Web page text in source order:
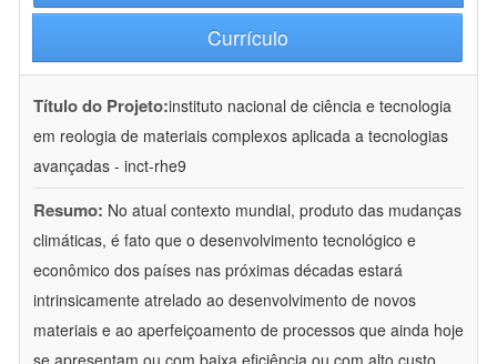
Currículo
Título do Projeto:instituto nacional de ciência e tecnologia
em reologia de materiais complexos aplicada a tecnologias
avançadas - inct-rhe9
Resumo: No atual contexto mundial, produto das mudanças
climáticas, é fato que o desenvolvimento tecnológico e
econômico dos países nas próximas décadas estará
intrinsicamente atrelado ao desenvolvimento de novos
materiais e ao aperfeiçoamento de processos que ainda hoje